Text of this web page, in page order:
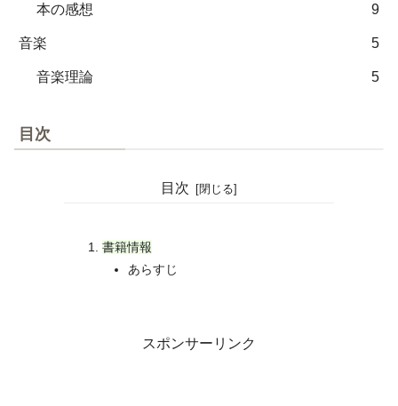
本の感想 9
音楽 5
音楽理論 5
目次
目次
書籍情報
あらすじ
スポンサーリンク